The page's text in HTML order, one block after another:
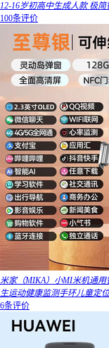
12-16岁初高中生成人款 极
100条评价
米家（MIKA）小MI米机通
生运动健康监测手环儿童定
6条评价